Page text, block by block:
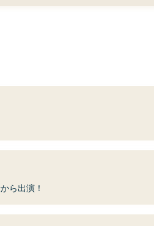
ら出演！